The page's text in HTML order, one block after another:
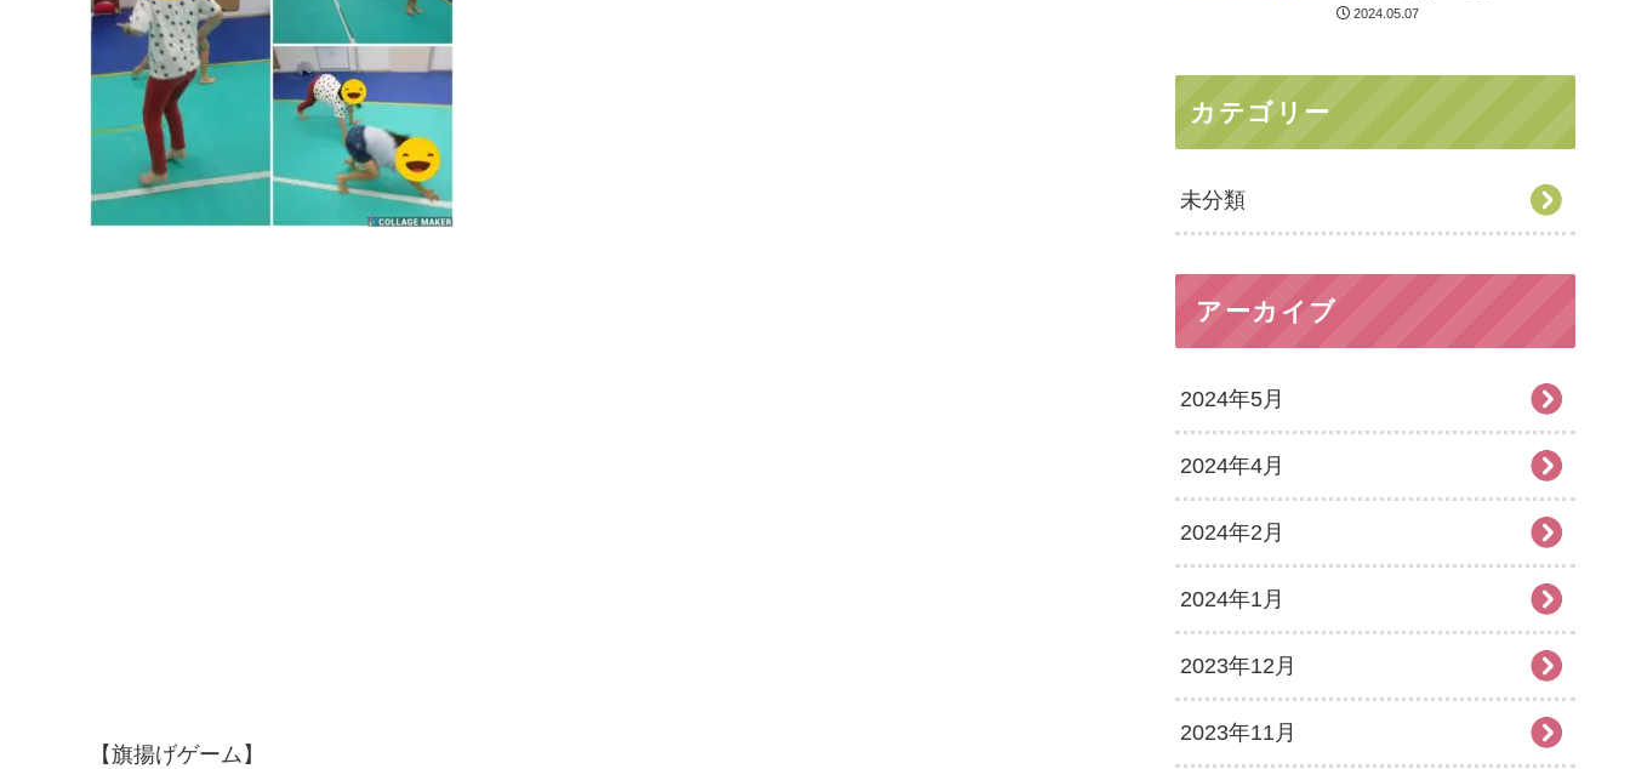
【旗揚げゲーム】
市 2024.05.07
カテゴリー
未分類
アーカイブ
2024年5月
2024年4月
2024年2月
2024年1月
2023年12月
2023年11月